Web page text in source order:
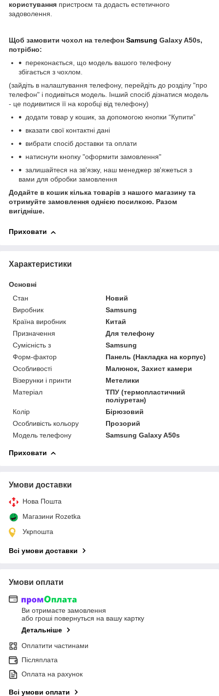
користування пристроєм та додасть естетичного
задоволення.
Щоб замовити чохол на телефон Samsung Galaxy A50s,
потрібно:
переконається, що модель вашого телефону
збігається з чохлом.
(зайдіть в налаштування телефону, перейдіть до розділу "про
телефон" і подивіться модель. Інший спосіб дізнатися модель
- це подивитися її на коробці від телефону)
додати товар у кошик, за допомогою кнопки “Купити”
вказати свої контактні дані
вибрати спосіб доставки та оплати
натиснути кнопку "оформити замовлення"
залишайтеся на зв'язку, наш менеджер зв'яжеться з
вами для обробки замовлення
Додайте в кошик кілька товарів з нашого магазину та
отримуйте замовлення однією посилкою. Разом
вигідніше.
Приховати
Характеристики
Основні
Стан
Новий
Виробник
Samsung
Країна виробник
Китай
Призначення
Для телефону
Сумісність з
Samsung
Форм-фактор
Панель (Накладка на корпус)
Особливості
Малюнок, Захист камери
Візерунки і принти
Метелики
Матеріал
ТПУ (термопластичний
поліуретан)
Колір
Бірюзовий
Особливість кольору
Прозорий
Модель телефону
Samsung Galaxy A50s
Приховати
Умови доставки
Нова Пошта
Магазини Rozetka
Укрпошта
Всі умови доставки
Умови оплати
Ви отримаєте замовлення
або гроші повернуться на вашу картку
Детальніше
Оплатити частинами
Післяплата
Оплата на рахунок
Всі умови оплати